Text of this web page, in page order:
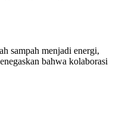
sampah menjadi energi,
bahwa kolaborasi